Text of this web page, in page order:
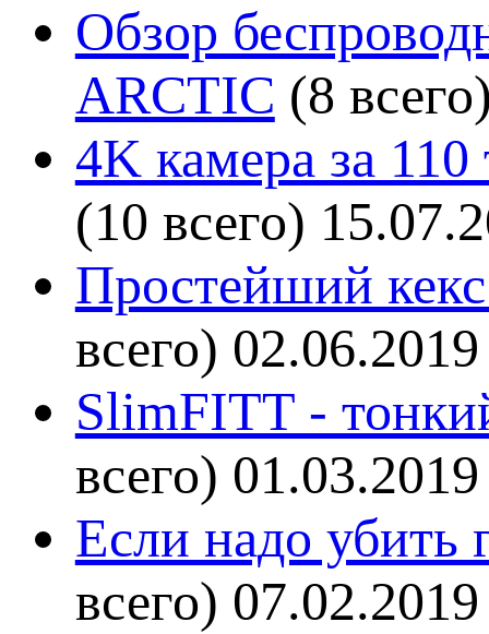
Обзор
ARCTIC (8
4K камера за
(10 всего)
Простейший кекс
всего) 02.06.2019
SlimFITT -
всего) 01.03.2019
Если надо убить
всего) 07.02.2019